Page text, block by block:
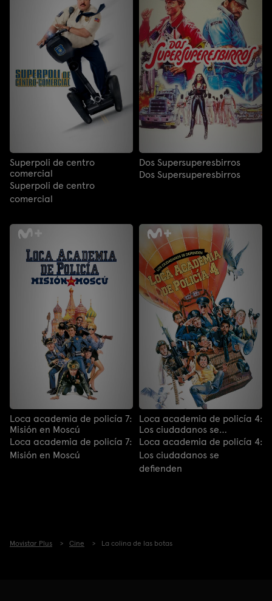
Superpoli de centro
comercial
Superpoli de centro
comercial
Dos Supersuperesbirros
Dos Supersuperesbirros
Loca academia de policía 7:
Misión en Moscú
Loca academia de policía 7:
Misión en Moscú
Loca academia de policía 4:
Los ciudadanos se
defienden
Loca academia de policía 4:
Los ciudadanos se
defienden
Movistar Plus Cine La colina de las botas